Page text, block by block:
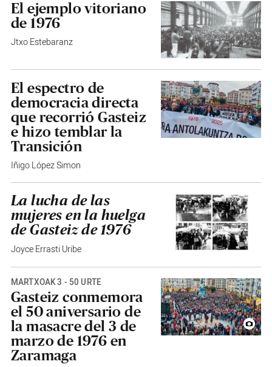
El ejemplo vitoriano
de 1976
Jtxo Estebaranz
El espectro de
democracia directa
que recorrió Gasteiz
e hizo temblar la
Transición
Iñigo López Simon
La lucha de las
mujeres en la huelga
de Gasteiz de 1976
Joyce Errasti Uribe
MARTXOAK 3 - 50 URTE
Gasteiz conmemora
el 50 aniversario de
la masacre del 3 de
marzo de 1976 en
Zaramaga